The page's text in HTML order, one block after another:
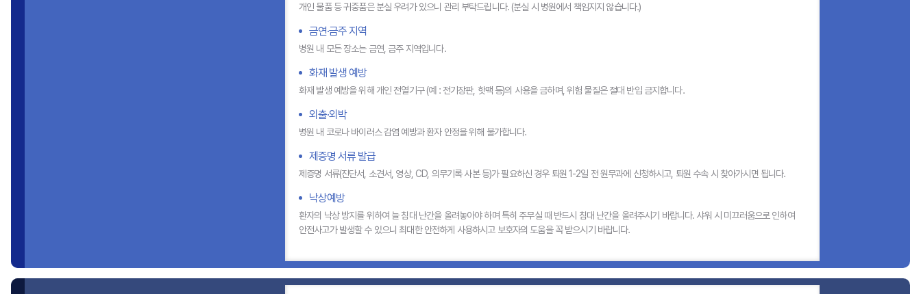
개인 물품 등 귀중품은 분실 우려가 있으니 관리 부탁드립니다. (분실 시 병원에서 책임지지 않습니다.)
금연·금주 지역
병원 내 모든 장소는 금연, 금주 지역입니다.
화재 발생 예방
화재 발생 예방을 위해 개인 전열기구 (예 : 전기장판, 핫팩 등)의 사용을 금하며, 위험 물질은 절대 반입 금지합니다.
외출·외박
병원 내 코로나 바이러스 감염 예방과 환자 안정을 위해 불가합니다.
제증명 서류 발급
제증명 서류(진단서, 소견서, 영상, CD, 의무기록 사본 등)가 필요하신 경우 퇴원 1-2일 전 원무과에 신청하시고, 퇴원 수속 시 찾아가시면 됩니다.
낙상예방
환자의 낙상 방지를 위하여 늘 침대 난간을 올려놓아야 하며 특히 주무실 때 반드시 침대 난간을 올려주시기 바랍니다. 샤워 시 미끄러움으로 인하여
안전사고가 발생할 수 있으니 최대한 안전하게 사용하시고 보호자의 도움을 꼭 받으시기 바랍니다.